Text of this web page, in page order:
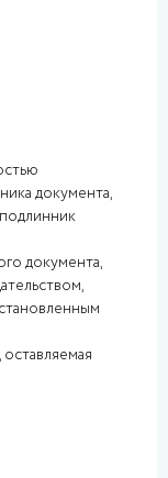
документа,
подлинник
документа,